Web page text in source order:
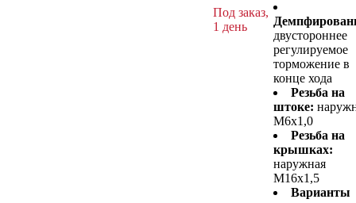
Под заказ,
1 день
двустороннее
регулируемое
торможение в
конце хода
Резьба на
штоке:
M6x1,0
Резьба на
крышках:
наружная
M16x1,5
Варианты